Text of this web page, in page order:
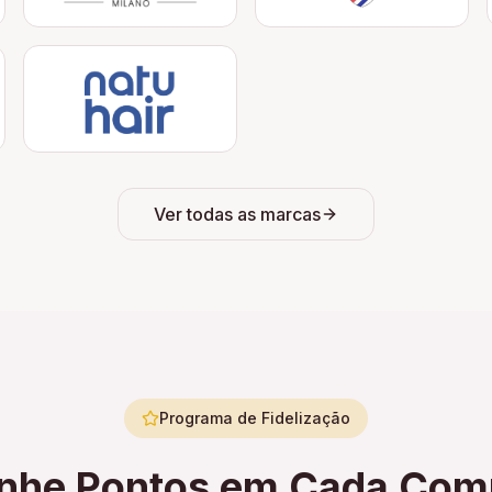
Ver todas as marcas
Programa de Fidelização